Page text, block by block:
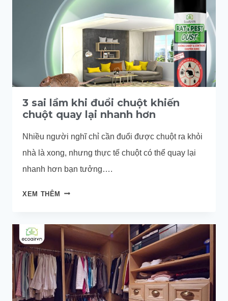
3 sai lầm khi đuổi chuột khiến
chuột quay lại nhanh hơn
Nhiều người nghĩ chỉ cần đuổi được chuột ra khỏi
nhà là xong, nhưng thực tế chuột có thể quay lại
nhanh hơn bạn tưởng….
XEM THÊM
KHI
ĐUỔI
CHUỘT
KHIẾN
CHUỘT
QUAY